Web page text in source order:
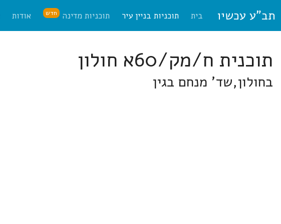
תב"ע עכשיו בית תוכניות בניין עיר תוכניות מדינה חדש אודות
תוכנית ח/מק/60א חולון
בחולון,שד' מנחם בגין